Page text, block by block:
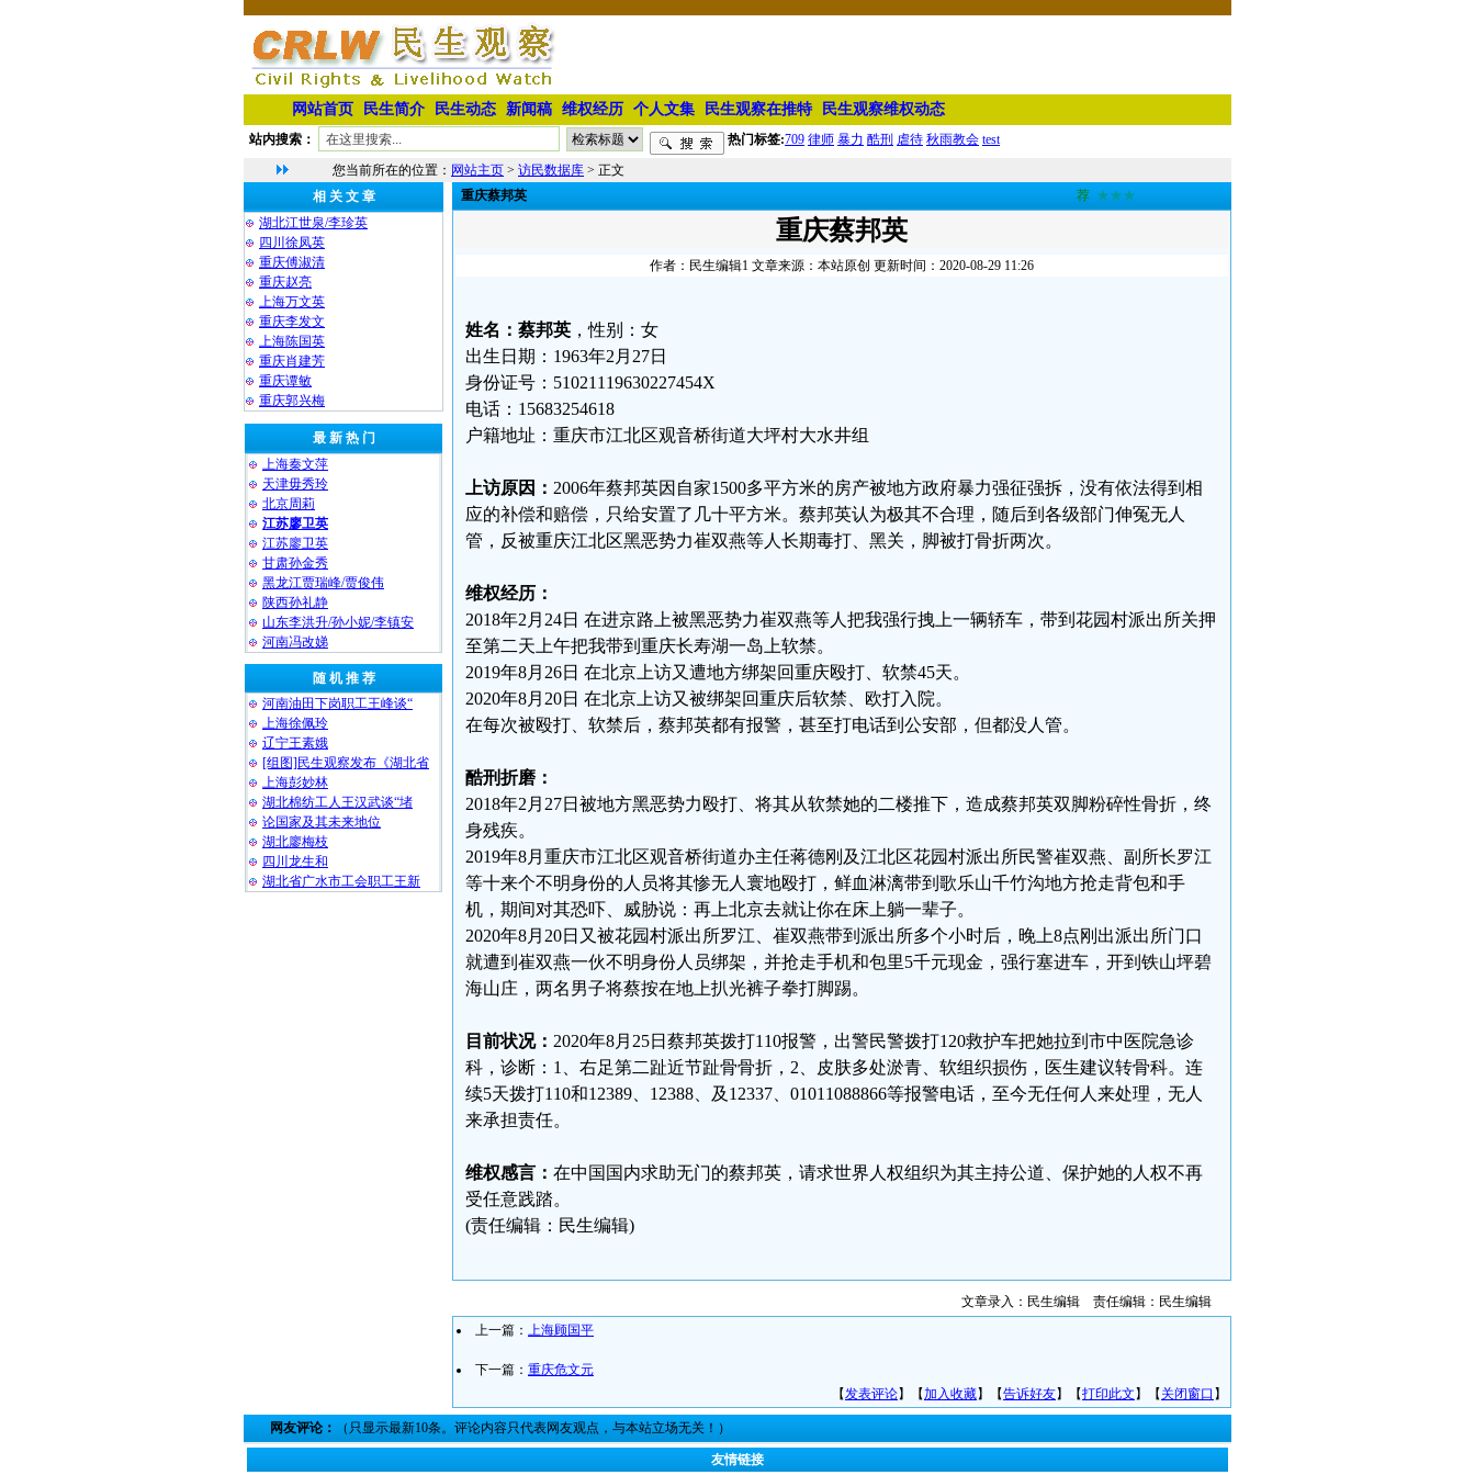
网站首页 民生简介 民生动态 新闻稿 维权经历 个人文集 民生观察在推特 民生观察维权动态
站内搜索： 热门标签:709 律师 暴力 酷刑 虐待 秋雨教会 test
您当前所在的位置： 网站主页 > 访民数据库 > 正文
相 关 文 章
湖北江世泉/李珍英⁩
四川徐凤英
重庆傅淑清
重庆赵亮
上海万文英
重庆李发文
上海陈国英
重庆肖建芳
重庆谭敏
重庆郭兴梅
最 新 热 门
上海秦文萍
天津毋秀玲
北京周莉
江苏廖卫英
江苏廖卫英
甘肃孙金秀
黑龙江贾瑞峰/贾俊伟
陕西孙礼静
山东李洪升/孙小妮/李镇安
河南冯改娣
随 机 推 荐
河南油田下岗职工王峰谈“
上海徐佩玲
辽宁王素娥
[组图]民生观察发布《湖北省
上海彭妙林⁩
湖北棉纺工人王汉武谈“堵
论国家及其未来地位
湖北廖梅枝
四川龙生和
湖北省广水市工会职工王新
重庆蔡邦英 荐 ★★★
重庆蔡邦英
作者：民生编辑1 文章来源：本站原创 更新时间：2020-08-29 11:26
姓名：蔡邦英，性别：女
出生日期：1963年2月27日
身份证号：51021119630227454X
电话：15683254618
户籍地址：重庆市江北区观音桥街道大坪村大水井组
上访原因： 2006年蔡邦英因自家1500多平方米的房产被地方政府暴力强征强拆，没有依法得到相
应的补偿和赔偿，只给安置了几十平方米。蔡邦英认为极其不合理，随后到各级部门伸冤无人
管，反被重庆江北区黑恶势力崔双燕等人长期毒打、黑关，脚被打骨折两次。
维权经历：
2018年2月24日 在进京路上被黑恶势力崔双燕等人把我强行拽上一辆轿车，带到花园村派出所关押
至第二天上午把我带到重庆长寿湖一岛上软禁。
2019年8月26日 在北京上访又遭地方绑架回重庆殴打、软禁45天。
2020年8月20日 在北京上访又被绑架回重庆后软禁、欧打入院。
在每次被殴打、软禁后，蔡邦英都有报警，甚至打电话到公安部，但都没人管。
酷刑折磨：
2018年2月27日被地方黑恶势力殴打、将其从软禁她的二楼推下，造成蔡邦英双脚粉碎性骨折，终
身残疾。
2019年8月重庆市江北区观音桥街道办主任蒋德刚及江北区花园村派出所民警崔双燕、副所长罗江
等十来个不明身份的人员将其惨无人寰地殴打，鲜血淋漓带到歌乐山千竹沟地方抢走背包和手
机，期间对其恐吓、威胁说：再上北京去就让你在床上躺一辈子。
2020年8月20日又被花园村派出所罗江、崔双燕带到派出所多个小时后，晚上8点刚出派出所门口
就遭到崔双燕一伙不明身份人员绑架，并抢走手机和包里5千元现金，强行塞进车，开到铁山坪碧
海山庄，两名男子将蔡按在地上扒光裤子拳打脚踢。
目前状况： 2020年8月25日蔡邦英拨打110报警，出警民警拨打120救护车把她拉到市中医院急诊
科，诊断：1、右足第二趾近节趾骨骨折，2、皮肤多处淤青、软组织损伤，医生建议转骨科。连
续5天拨打110和12389、12388、及12337、01011088866等报警电话，至今无任何人来处理，无人
来承担责任。
维权感言： 在中国国内求助无门的蔡邦英，请求世界人权组织为其主持公道、保护她的人权不再
受任意践踏。
(责任编辑：民生编辑)
文章录入：民生编辑 责任编辑：民生编辑
上一篇： 上海顾国平
下一篇： 重庆危文元
【发表评论】【加入收藏】【告诉好友】【打印此文 】【 关闭窗口 】
网友评论： （只显示最新10条。评论内容只代表网友观点，与本站立场无关！）
友情链接